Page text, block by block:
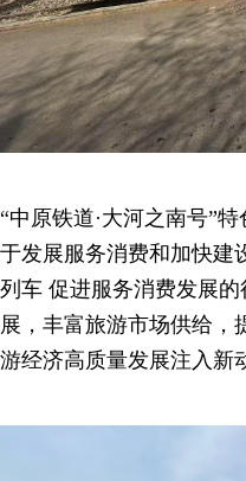
“中原铁道·大河之南号”
于发展服务消费和加快建
列车 促进服务消费发展
展，丰富旅游市场供给，
游经济高质量发展注入新